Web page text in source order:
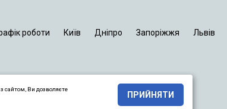
роботи Київ Дніпро Запоріжжя Львів
сайтом, Ви дозволяєте
ПРИЙНЯТИ